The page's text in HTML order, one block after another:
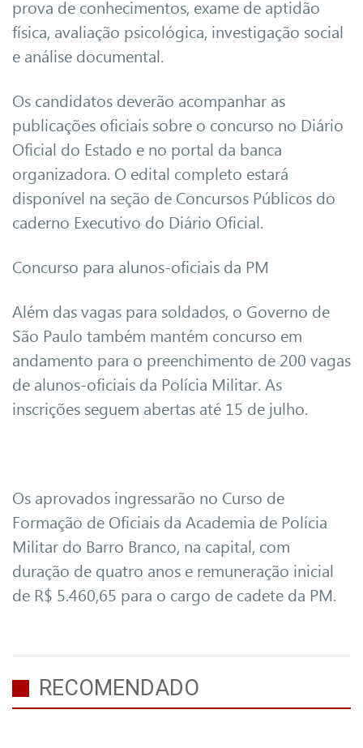
prova de conhecimentos, exame de aptidão
física, avaliação psicológica, investigação social
e análise documental.
Os candidatos deverão acompanhar as
publicações oficiais sobre o concurso no Diário
Oficial do Estado e no portal da banca
organizadora. O edital completo estará
disponível na seção de Concursos Públicos do
caderno Executivo do Diário Oficial.
Concurso para alunos-oficiais da PM
Além das vagas para soldados, o Governo de
São Paulo também mantém concurso em
andamento para o preenchimento de 200 vagas
de alunos-oficiais da Polícia Militar. As
inscrições seguem abertas até 15 de julho.
Os aprovados ingressarão no Curso de
Formação de Oficiais da Academia de Polícia
Militar do Barro Branco, na capital, com
duração de quatro anos e remuneração inicial
de R$ 5.460,65 para o cargo de cadete da PM.
RECOMENDADO